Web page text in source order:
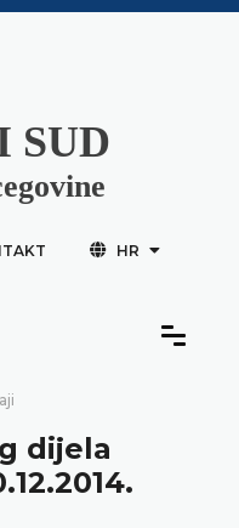
SUD
HR
dijela